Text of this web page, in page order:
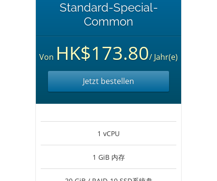
Standard-Special-
Common
Von HK$173.80/ Jahr(e)
Jetzt bestellen
1 vCPU
1 GiB 内存